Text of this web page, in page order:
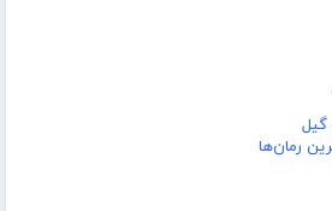
گیل
رمان‌ها